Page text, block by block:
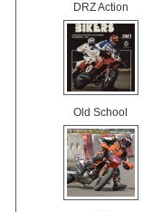
DRZ Action
Old School